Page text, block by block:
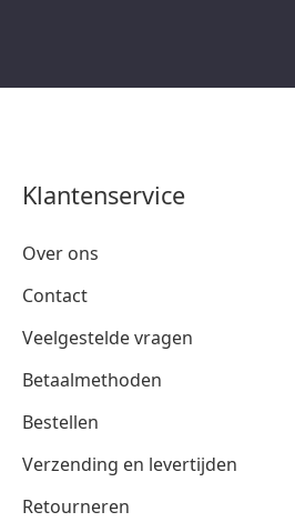
Klantenservice
Over ons
Contact
Veelgestelde vragen
Betaalmethoden
Bestellen
Verzending en levertijden
Retourneren